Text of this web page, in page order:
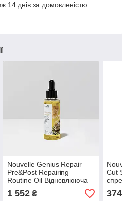
14 днів за домовленістю
Nouvelle Genius Repair
Pre&Post Repairing
Routine Oil Відновлююча
олія для захисту волосся
100 мл.
1 552₴
Cut
374